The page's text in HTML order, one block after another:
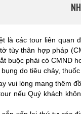
là các tour liên quan
tùy thân hợp pháp
buộc phải có CMND
do tiêu chảy,
vui lòng mang thêm
nếu Quý khách